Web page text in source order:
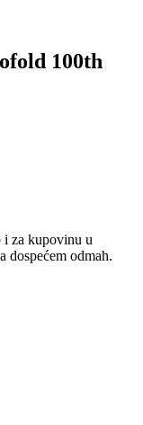
100th
i za kupovinu u
dospećem odmah.